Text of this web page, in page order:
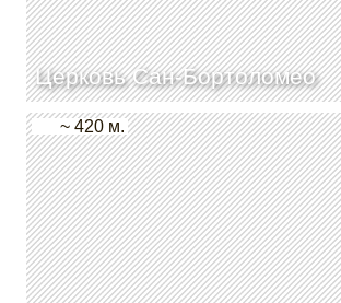
Церковь Сан-Бортоломео
~ 420 м.